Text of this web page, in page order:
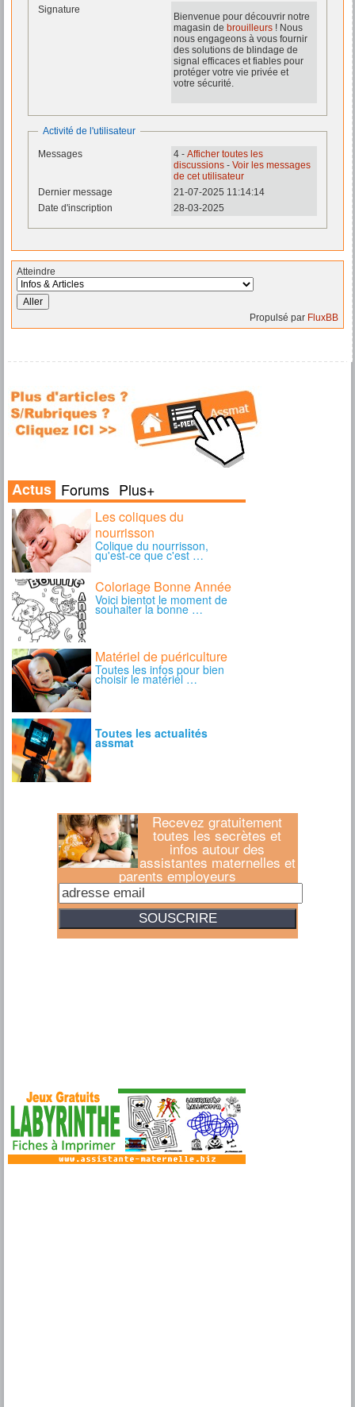
Signature
Bienvenue pour découvrir notre
magasin de brouilleurs ! Nous
nous engageons à vous fournir
des solutions de blindage de
signal efficaces et fiables pour
protéger votre vie privée et
votre sécurité.
Activité de l'utilisateur
Messages 4 - Afficher toutes les
discussions - Voir les messages
de cet utilisateur
Dernier message
21-07-2025 11:14:14
Date d'inscription
28-03-2025
Atteindre
Propulsé par FluxBB
Recevez gratuitement
toutes les secrètes et
infos autour des
assistantes maternelles et
parents employeurs